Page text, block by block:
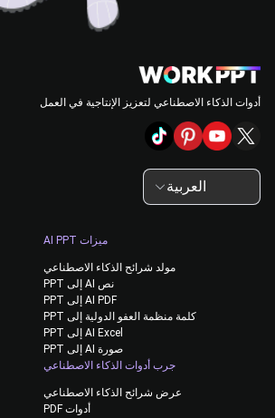
أدوات الذكاء الاصطناعي لتعزيز الإنتاجية في العمل
العربية
ميزات AI PPT
مولد شرائح الذكاء الاصطناعي
نص AI إلى PPT
AI PDF إلى PPT
كلمة منظمة العفو الدولية إلى PPT
AI Excel إلى PPT
صورة AI إلى PPT
جرب أدوات الذكاء الاصطناعي
عرض شرائح الذكاء الاصطناعي
أدوات PDF